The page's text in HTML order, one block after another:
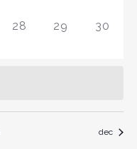
0
28
0
29
0
30
dec